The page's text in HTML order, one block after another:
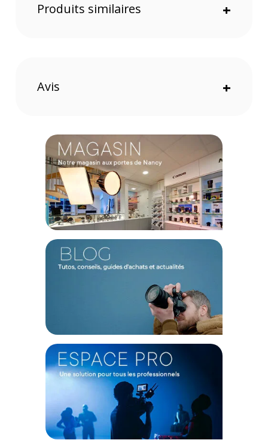
2,4mm et un pare-chocs en caoutchouc. Protection contre les
chutes de 2m. Bordure de protection autour de l'écran et des
objectifs de l'appareil photo. Corps en polycarbonate
ultraléger et boutons en aluminium haut de gamme.
Verrou SlimLink
La technologie SlimLink est un verrou magnétique et
mécanique intégré au dos de la coque. Cela permet ainsi de
se connecter et se fixer instantanément à tous les supports,
chargeurs et accessoires Peak Design Mobile.
Caractéristiques du Peak Design Mobile Everyday Case
Les produits Peak Design bénéficient d'une garantie à vie.
Pour toute demande ou utilisation, rendez-vous sur le site
internet de la marque.
Compatibilité : iPhone 15
Dimension tranche profil : 2.4mm
Dimension pare-chocs coté et supérieur : 3,4mm
Dimension pare-chocs inférieur : 5.6mm
Couleur : Charbon
Matériaux coque extérieure : Toile nylon 100% recyclée et
résistante aux intempéries
Produits similaires +
Avis +